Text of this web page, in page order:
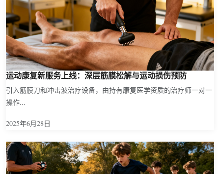
运动康复新服务上线：深层筋膜松解与运动损伤预防
引入筋膜刀和冲击波治疗设备，由持有康复医学资质的治疗师一对一
操作...
2025年6月28日